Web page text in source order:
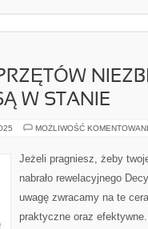
W STANIE
MOŻLIWOŚĆ
Jeżeli pragniesz, żeby
nabrało rewelacyjnego
uwagę zwracamy na te
praktyczne oraz